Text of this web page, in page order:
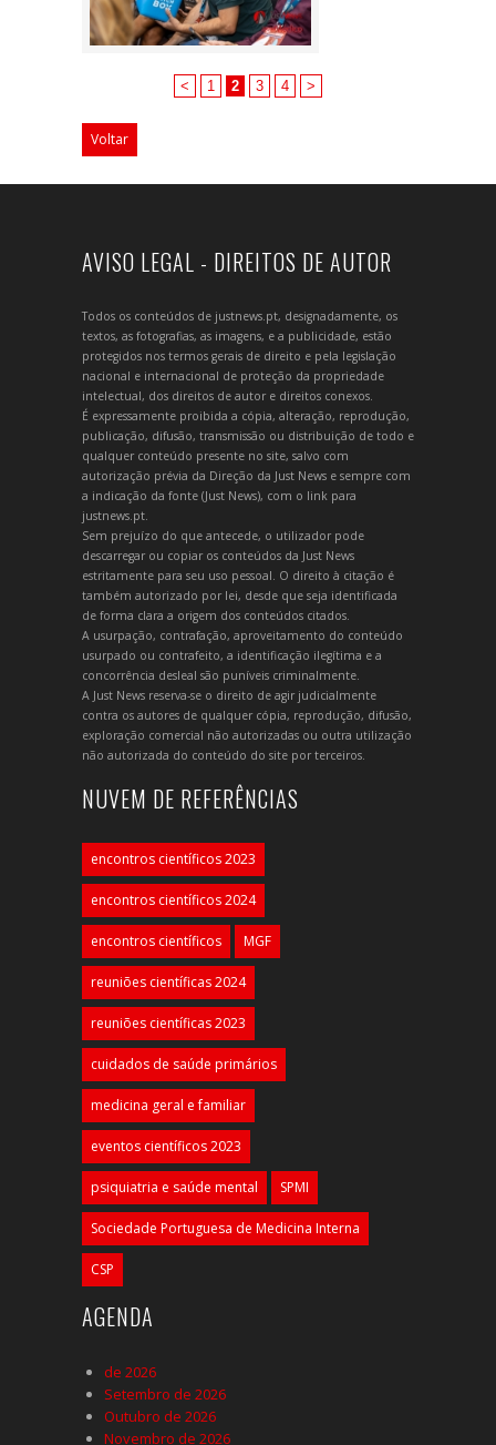
< 1 2 3 4 >
Voltar
AVISO LEGAL - DIREITOS DE AUTOR
Todos os conteúdos de justnews.pt, designadamente, os
textos, as fotografias, as imagens, e a publicidade, estão
protegidos nos termos gerais de direito e pela legislação
nacional e internacional de proteção da propriedade
intelectual, dos direitos de autor e direitos conexos.
É expressamente proibida a cópia, alteração, reprodução,
publicação, difusão, transmissão ou distribuição de todo e
qualquer conteúdo presente no site, salvo com
autorização prévia da Direção da Just News e sempre com
a indicação da fonte (Just News), com o link para
justnews.pt.
Sem prejuízo do que antecede, o utilizador pode
descarregar ou copiar os conteúdos da Just News
estritamente para seu uso pessoal. O direito à citação é
também autorizado por lei, desde que seja identificada
de forma clara a origem dos conteúdos citados.
A usurpação, contrafação, aproveitamento do conteúdo
usurpado ou contrafeito, a identificação ilegítima e a
concorrência desleal são puníveis criminalmente.
A Just News reserva-se o direito de agir judicialmente
contra os autores de qualquer cópia, reprodução, difusão,
exploração comercial não autorizadas ou outra utilização
não autorizada do conteúdo do site por terceiros.
NUVEM DE REFERÊNCIAS
encontros científicos 2023
encontros científicos 2024
encontros científicos MGF
reuniões científicas 2024
reuniões científicas 2023
cuidados de saúde primários
medicina geral e familiar
eventos científicos 2023
psiquiatria e saúde mental SPMI
Sociedade Portuguesa de Medicina Interna
CSP
AGENDA
de 2026
Setembro de 2026
Outubro de 2026
Novembro de 2026